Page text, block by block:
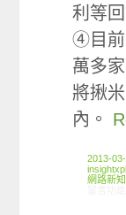
利等回
④目前
萬多
將揪
內。
2013-03-
網路新知